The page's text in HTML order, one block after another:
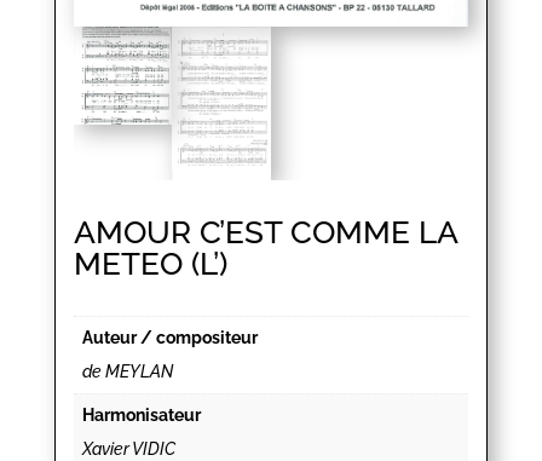
AMOUR C’EST COMME LA
METEO (L’)
Auteur / compositeur
de MEYLAN
Harmonisateur
Xavier VIDIC